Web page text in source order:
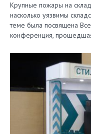
Крупные пожары на
насколько уязвимы
теме была посвящена
конференция,